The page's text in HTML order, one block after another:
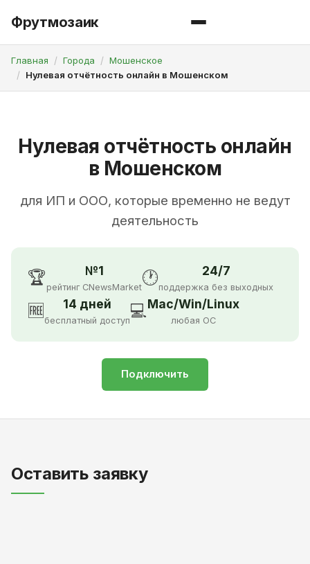
Фрутмозаик
Главная Города
Мошенское
Нулевая отчётность онлайн в Мошенском
Нулевая отчётность онлайн
в Мошенском
для ИП и ООО, которые временно не ведут
деятельность
🏆 №1
рейтинг CNewsMarket🕐 24/7
поддержка без выходных
🆓 14 дней
бесплатный доступ💻Mac/Win/Linux
любая ОС
Подключить
Оставить заявку